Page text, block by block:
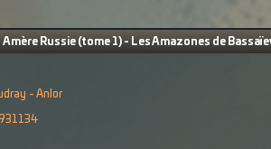
Amère Russie (tome 1) - Les Amazones de
- Anlor